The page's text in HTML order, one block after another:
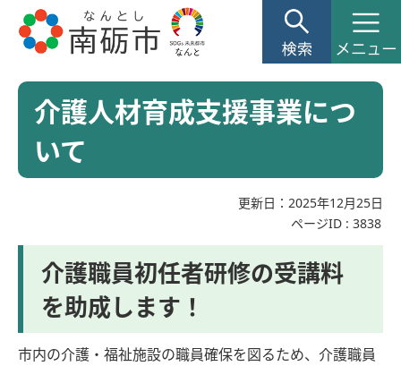
介護人材育成支援事業につ
いて
更新日：2025年12月25日
ページID : 3838
介護職員初任者研修の受講料
を助成します！
市内の介護・福祉施設の職員確保を図るため、介護職員